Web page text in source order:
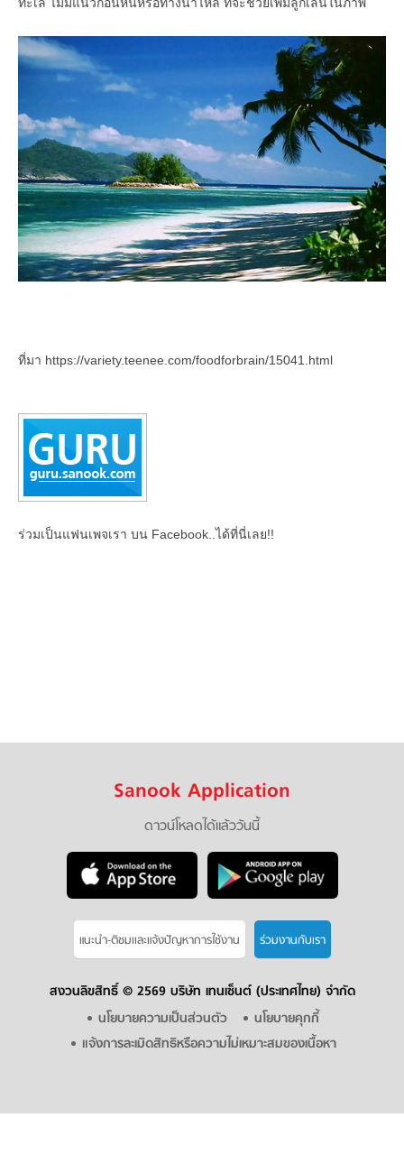
ที่มา https://variety.teenee.com/foodforbrain/15041.html
ร่วมเป็นแฟนเพจเรา บน Facebook..ได้ที่นี่เลย!!
Sanook Application
ดาวน์โหลดได้แล้ววันนี้
แนะนำ-ติชมเเละแจ้งปัญหาการใช้งาน ร่วมงานกับเรา
สงวนลิขสิทธิ์ © 2569 บริษัท เทนเซ็นต์ (ประเทศไทย) จำกัด
นโยบายความเป็นส่วนตัว
นโยบายคุกกี้
แจ้งการละเมิดสิทธิหรือความไม่เหมาะสมของเนื้อหา